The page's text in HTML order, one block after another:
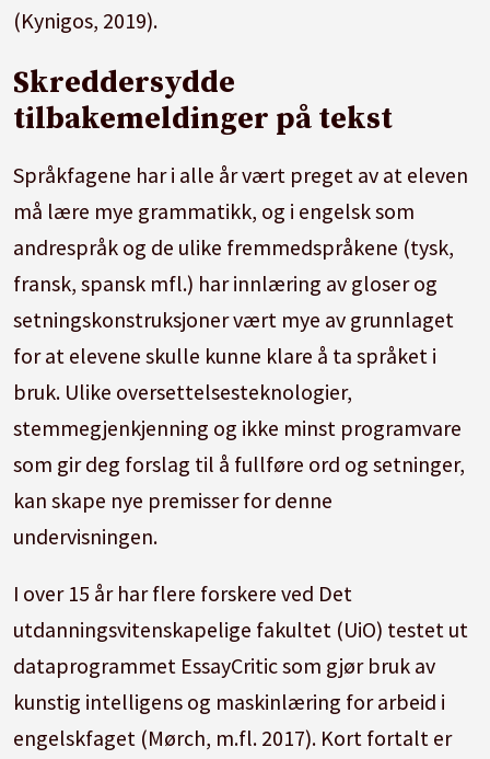
(Kynigos, 2019).
Skreddersydde
tilbakemeldinger på tekst
Språkfagene har i alle år vært preget av at eleven
må lære mye grammatikk, og i engelsk som
andrespråk og de ulike fremmedspråkene (tysk,
fransk, spansk mfl.) har innlæring av gloser og
setningskonstruksjoner vært mye av grunnlaget
for at elevene skulle kunne klare å ta språket i
bruk. Ulike oversettelsesteknologier,
stemmegjenkjenning og ikke minst programvare
som gir deg forslag til å fullføre ord og setninger,
kan skape nye premisser for denne
undervisningen.
I over 15 år har flere forskere ved Det
utdanningsvitenskapelige fakultet (UiO) testet ut
dataprogrammet EssayCritic som gjør bruk av
kunstig intelligens og maskinlæring for arbeid i
engelskfaget (Mørch, m.fl. 2017). Kort fortalt er